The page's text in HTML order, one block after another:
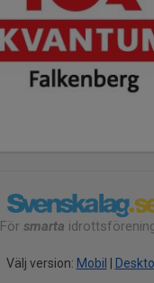
För smarta
Välj version: Mobil |